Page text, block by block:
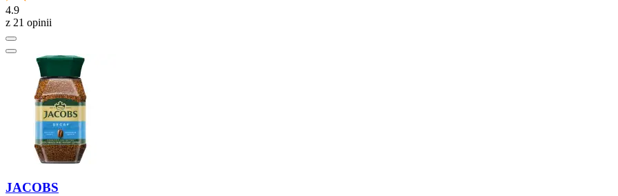
4.9
z 21 opinii
JACOBS